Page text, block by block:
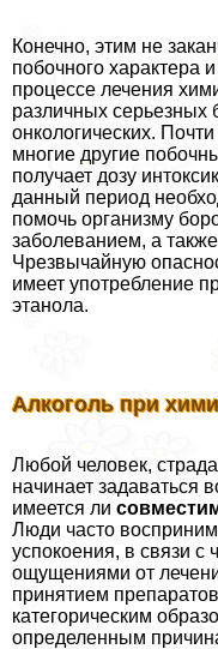
Конечно, этим не
побочного хаpaктера
процессе лечения
различных серьезных
oнкoлoгических.
многие другие
получает дозу
данный период
помочь организму
заболеванием, а
Чрезвычайную
имеет употрeбление
этанола.
Алкоголь при
Любой человек,
начинает задаваться
имеется ли
Люди часто
успокоения, в связи с
ощущениями от
принятием
категорическим
определенным